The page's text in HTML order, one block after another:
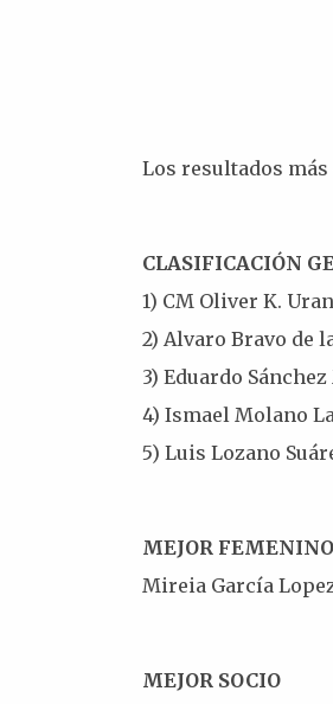
Los resultados
CLASIFICACIÓN
1) CM Oliver K. Uran
2) Alvaro Bravo de
3) Eduardo
4) Ismael Molano
5) Luis Lozano
MEJOR FEMENINO
Mireia García
MEJOR SOCIO